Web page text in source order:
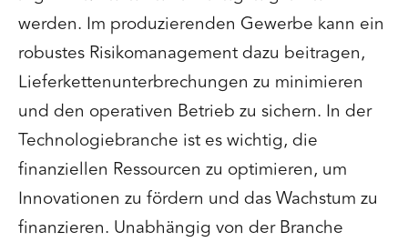
werden. Im produzierenden Gewerbe kann ein
robustes Risikomanagement dazu beitragen,
Lieferkettenunterbrechungen zu minimieren
und den operativen Betrieb zu sichern. In der
Technologiebranche ist es wichtig, die
finanziellen Ressourcen zu optimieren, um
Innovationen zu fördern und das Wachstum zu
finanzieren. Unabhängig von der Branche